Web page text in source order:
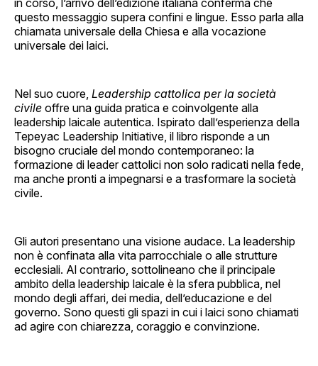
questo messaggio supera confini e lingue. Esso parla alla
chiamata universale della Chiesa e alla vocazione
universale dei laici.
Nel suo cuore, Leadership cattolica per la società
civile offre una guida pratica e coinvolgente alla
leadership laicale autentica. Ispirato dall’esperienza della
Tepeyac Leadership Initiative, il libro risponde a un
bisogno cruciale del mondo contemporaneo: la
formazione di leader cattolici non solo radicati nella fede,
ma anche pronti a impegnarsi e a trasformare la società
civile.
Gli autori presentano una visione audace. La leadership
non è confinata alla vita parrocchiale o alle strutture
ecclesiali. Al contrario, sottolineano che il principale
ambito della leadership laicale è la sfera pubblica, nel
mondo degli affari, dei media, dell’educazione e del
governo. Sono questi gli spazi in cui i laici sono chiamati
ad agire con chiarezza, coraggio e convinzione.